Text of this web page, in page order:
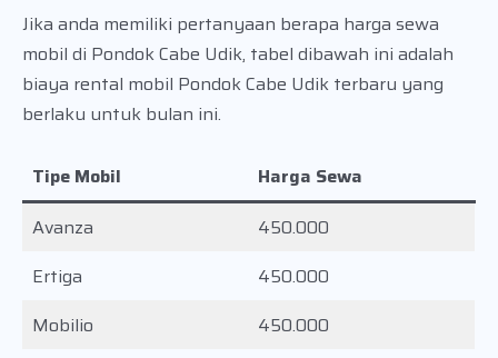
Jika anda memiliki pertanyaan berapa harga sewa
mobil di Pondok Cabe Udik, tabel dibawah ini adalah
biaya rental mobil Pondok Cabe Udik terbaru yang
berlaku untuk bulan ini.
Tipe Mobil
Harga Sewa
Avanza
450.000
Ertiga
450.000
Mobilio
450.000